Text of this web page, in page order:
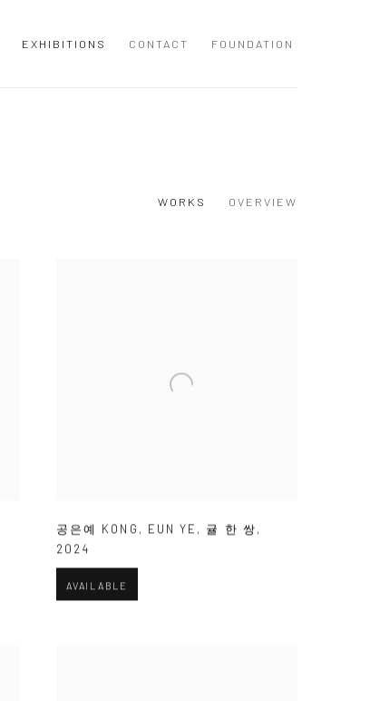
EXHIBITIONS CONTACT FOUNDATION
WORKS OVERVIEW
공은예 KONG , EUN YE , 귤 한 쌍,
2024
AVAILABLE